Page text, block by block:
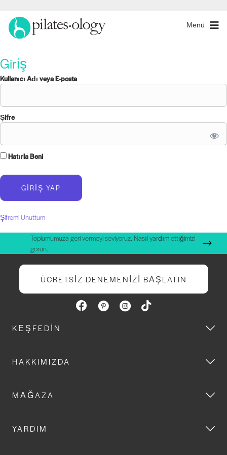
Menü
Giriş
Kullanıcı Adı veya E-posta
Şifre
Hatırla Beni
Şifremi Unuttum
Toplumumuza geri vermeyi seviyoruz. Nasıl yardım ettiğimizi
görün.
ÜCRETSIZ DENEMENIZI BAŞLATIN
KEŞFEDIN
HAKKIMIZDA
MAĞAZA
YARDIM